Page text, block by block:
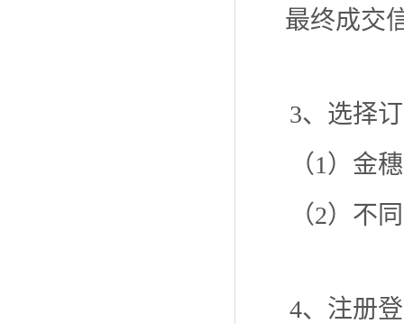
最终成交
3、选择
（1）金
（2）不
4、注册